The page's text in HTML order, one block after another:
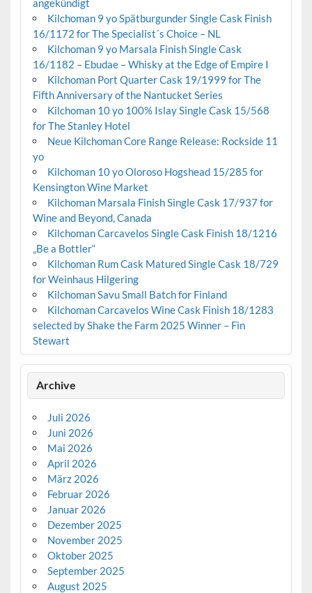
angekündigt
Kilchoman 9 yo Spätburgunder Single Cask Finish
16/1172 for The Specialist´s Choice – NL
Kilchoman 9 yo Marsala Finish Single Cask
16/1182 – Ebudae – Whisky at the Edge of Empire I
Kilchoman Port Quarter Cask 19/1999 for The
Fifth Anniversary of the Nantucket Series
Kilchoman 10 yo 100% Islay Single Cask 15/568
for The Stanley Hotel
Neue Kilchoman Core Range Release: Rockside 11
yo
Kilchoman 10 yo Oloroso Hogshead 15/285 for
Kensington Wine Market
Kilchoman Marsala Finish Single Cask 17/937 for
Wine and Beyond, Canada
Kilchoman Carcavelos Single Cask Finish 18/1216
„Be a Bottler“
Kilchoman Rum Cask Matured Single Cask 18/729
for Weinhaus Hilgering
Kilchoman Savu Small Batch for Finland
Kilchoman Carcavelos Wine Cask Finish 18/1283
selected by Shake the Farm 2025 Winner – Fin
Stewart
Archive
Juli 2026
Juni 2026
Mai 2026
April 2026
März 2026
Februar 2026
Januar 2026
Dezember 2025
November 2025
Oktober 2025
September 2025
August 2025